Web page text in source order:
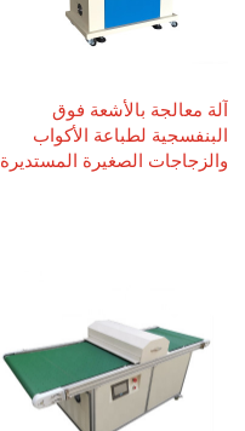
آلة معالجة بالأشعة فوق
البنفسجية لطباعة الأكواب
والزجاجات الصغيرة المستديرة